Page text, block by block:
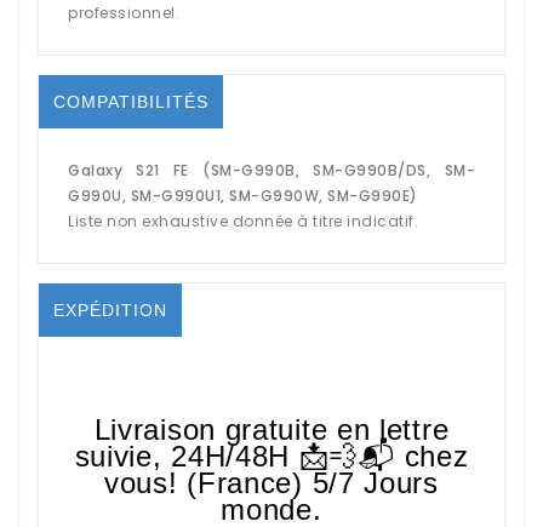
professionnel.
COMPATIBILITÉS
Galaxy S21 FE (SM-G990B, SM-G990B/DS, SM-
G990U, SM-G990U1, SM-G990W, SM-G990E)
Liste non exhaustive donnée à titre indicatif.
EXPÉDITION
Livraison gratuite en lettre
suivie, 24H/48H 📩💨📬 chez
vous! (France) 5/7 Jours
monde.